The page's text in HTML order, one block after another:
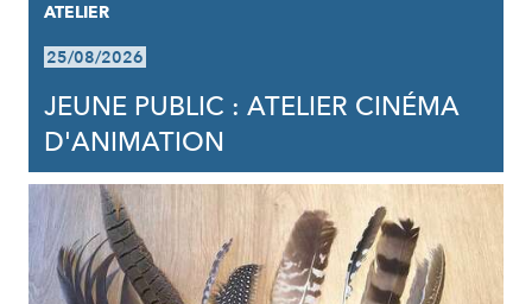
ATELIER
25/08/2026
JEUNE PUBLIC : ATELIER CINÉMA
D'ANIMATION